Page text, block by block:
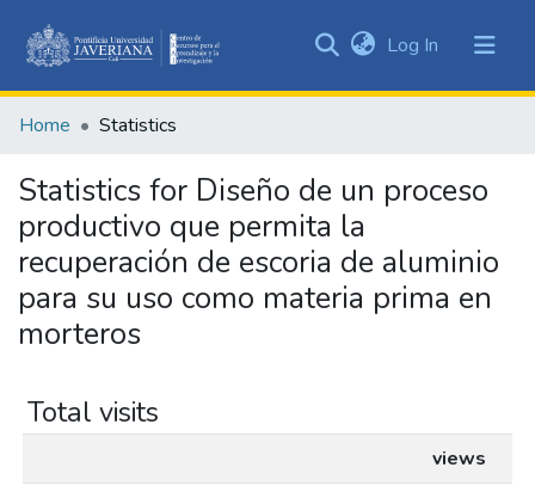
&
All of DSpace
Log In (current)
Home Statistics
Statistics for Diseño de un proceso
productivo que permita la
recuperación de escoria de aluminio
para su uso como materia prima en
morteros
Total visits
views